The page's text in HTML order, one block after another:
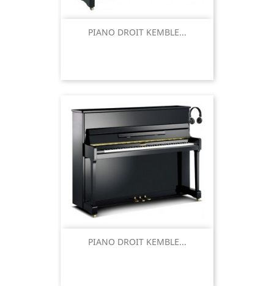
PIANO DROIT KEMBLE...
PIANO DROIT KEMBLE...